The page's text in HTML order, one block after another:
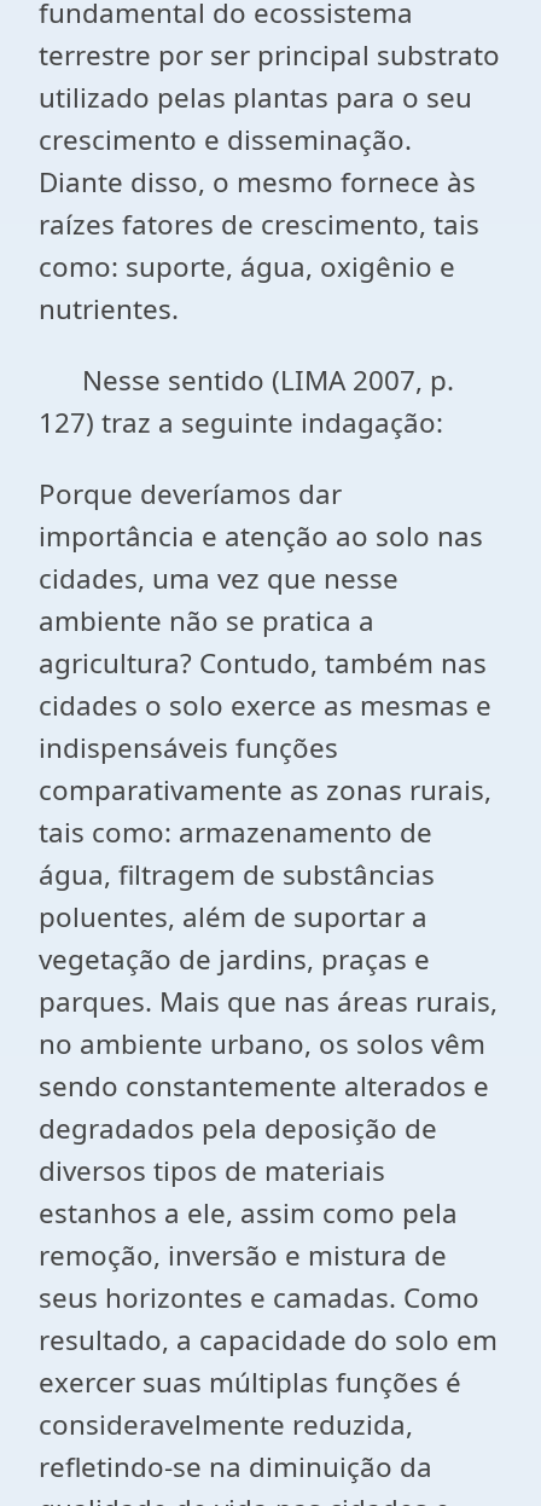
fundamental do ecossistema
terrestre por ser principal substrato
utilizado pelas plantas para o seu
crescimento e disseminação.
Diante disso, o mesmo fornece às
raízes fatores de crescimento, tais
como: suporte, água, oxigênio e
nutrientes.
Nesse sentido (LIMA 2007, p.
127) traz a seguinte indagação:
Porque deveríamos dar
importância e atenção ao solo nas
cidades, uma vez que nesse
ambiente não se pratica a
agricultura? Contudo, também nas
cidades o solo exerce as mesmas e
indispensáveis funções
comparativamente as zonas rurais,
tais como: armazenamento de
água, filtragem de substâncias
poluentes, além de suportar a
vegetação de jardins, praças e
parques. Mais que nas áreas rurais,
no ambiente urbano, os solos vêm
sendo constantemente alterados e
degradados pela deposição de
diversos tipos de materiais
estanhos a ele, assim como pela
remoção, inversão e mistura de
seus horizontes e camadas. Como
resultado, a capacidade do solo em
exercer suas múltiplas funções é
consideravelmente reduzida,
refletindo-se na diminuição da